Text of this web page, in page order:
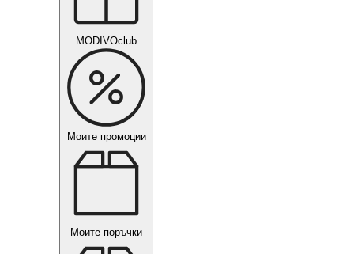
MODIVOclub
Моите промоции
Моите поръчки